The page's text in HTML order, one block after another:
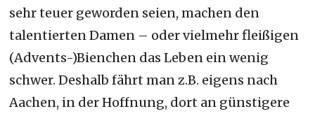
sehr teuer geworden seien, machen den
talentierten Damen – oder vielmehr fleißigen
(Advents-)Bienchen das Leben ein wenig
schwer. Deshalb fährt man z.B. eigens nach
Aachen, in der Hoffnung, dort an günstigere